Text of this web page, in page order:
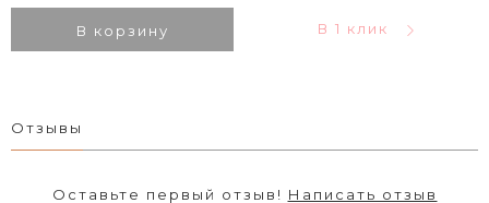
В корзину В 1 клик
Отзывы
Оставьте первый отзыв! Написать отзыв